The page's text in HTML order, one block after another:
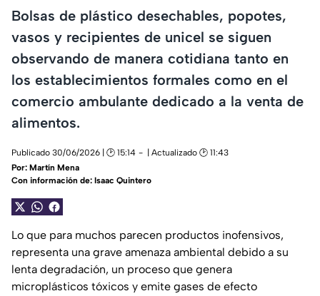
Bolsas de plástico desechables, popotes,
vasos y recipientes de unicel se siguen
observando de manera cotidiana tanto en
los establecimientos formales como en el
comercio ambulante dedicado a la venta de
alimentos.
Publicado 30/06/2026 | 🕑 15:14
| Actualizado 🕑 11:43
Por: Martín Mena
Con información de: Isaac Quintero
Lo que para muchos parecen productos inofensivos,
representa una grave amenaza ambiental debido a su
lenta degradación, un proceso que genera
microplásticos tóxicos y emite gases de efecto